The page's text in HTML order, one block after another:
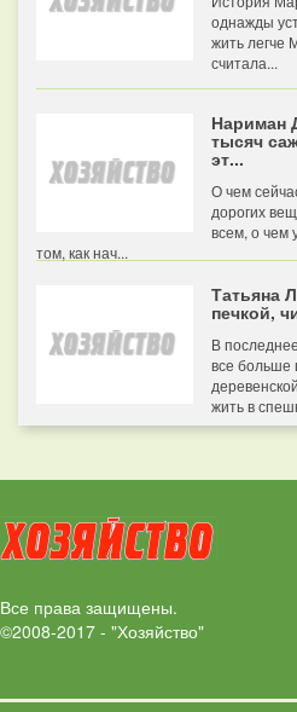
однажды
жить легче
считала...
Нариман
тысяч
эт...
О чем
дорогих
всем, о чем
том, как нач...
Татьяна
печкой,
В
все больше
жить в
Все права защищены.
©2008-2017 - "Хозяйство"